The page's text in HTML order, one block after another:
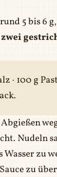
5 bis 6
zwei
· 100 g
Nudeln
zu
zu